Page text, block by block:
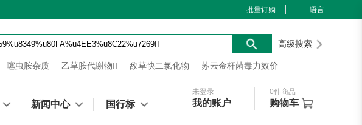
批量订购 语言
高级搜索
噻虫胺杂质 乙草胺代谢物II 敌草快二氯化物 苏云金杆菌毒力效价
新闻中心 国行标
未登录
我的账户
0件商品
购物车